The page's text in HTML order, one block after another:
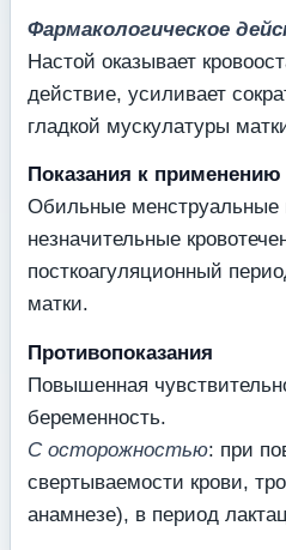
Фармакологическое
Настой оказывает
действие, усиливает
гладкой мускулатуры
Показания к применению
Обильные менструальные
незначительные
посткоагуляционный
матки.
Противопоказания
Повышенная
беременность.
С осторожностью: при
свертываемости крови,
анамнезе), в период